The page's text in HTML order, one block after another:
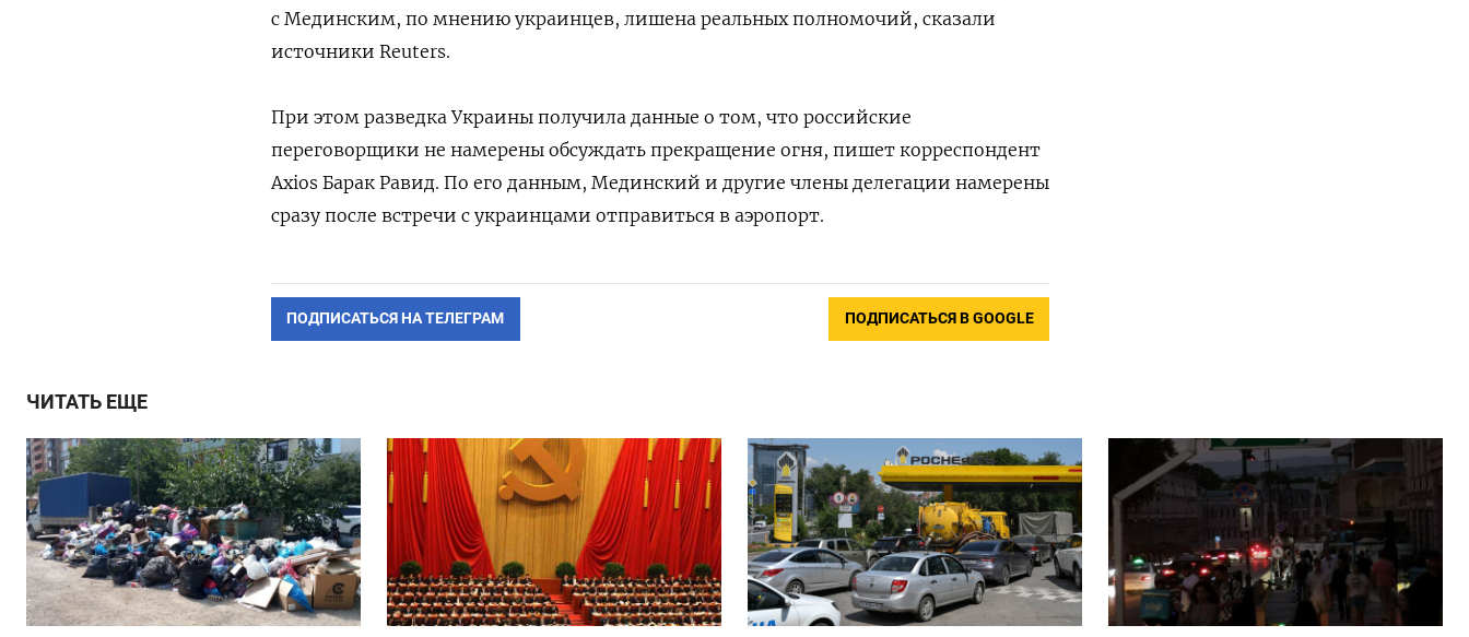
с Мединским, по мнению украинцев, лишена реальных полномочий, сказали
источники Reuters.
При этом разведка Украины получила данные о том, что российские
переговорщики не намерены обсуждать прекращение огня, пишет корреспондент
Axios Барак Равид. По его данным, Мединский и другие члены делегации намерены
сразу после встречи с украинцами отправиться в аэропорт.
ПОДПИСАТЬСЯ НА ТЕЛЕГРАМ ПОДПИСАТЬСЯ В GOOGLE
ЧИТАТЬ ЕЩЕ